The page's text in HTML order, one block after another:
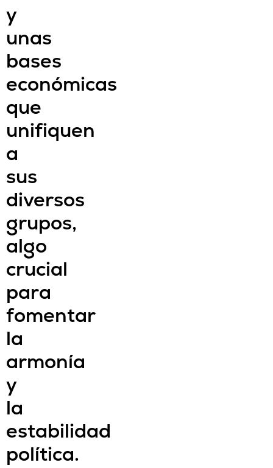
y
unas
bases
económicas
que
unifiquen
a
sus
diversos
grupos,
algo
crucial
para
fomentar
la
armonía
y
la
estabilidad
política.